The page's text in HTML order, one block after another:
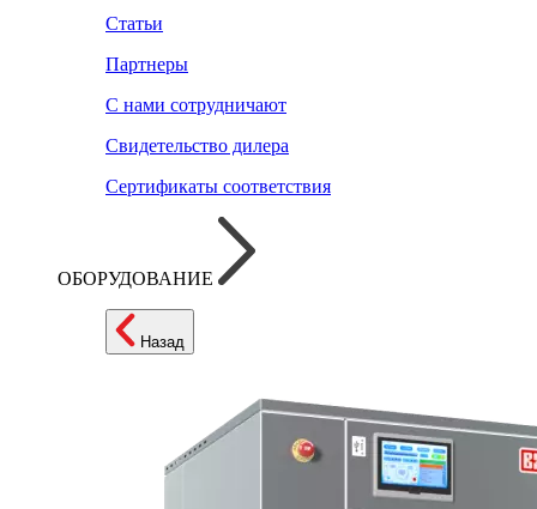
Статьи
Партнеры
С нами сотрудничают
Свидетельство дилера
Сертификаты соответствия
ОБОРУДОВАНИЕ
Назад